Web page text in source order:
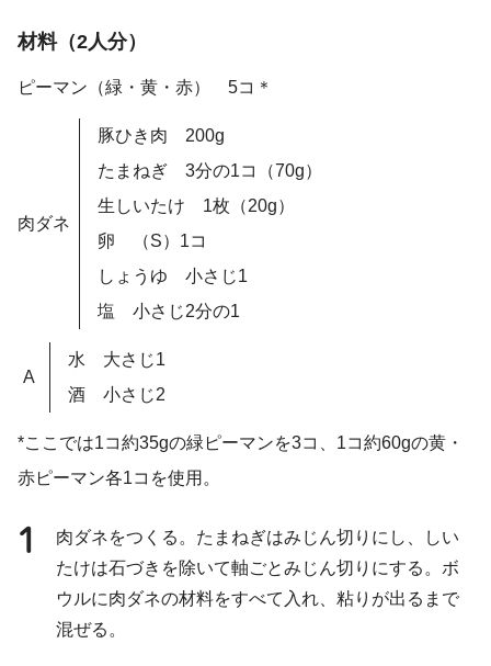
材料（2人分）
ピーマン（緑・黄・赤） 5コ＊
肉ダネ
豚ひき肉 200g
たまねぎ 3分の1コ（70g）
生しいたけ 1枚（20g）
卵 （S）1コ
しょうゆ 小さじ1
塩 小さじ2分の1
A
水 大さじ1
酒 小さじ2
*ここでは1コ約35gの緑ピーマンを3コ、1コ約60gの黄・
赤ピーマン各1コを使用。
1
肉ダネをつくる。たまねぎはみじん切りにし、しい
たけは石づきを除いて軸ごとみじん切りにする。ボ
ウルに肉ダネの材料をすべて入れ、粘りが出るまで
混ぜる。